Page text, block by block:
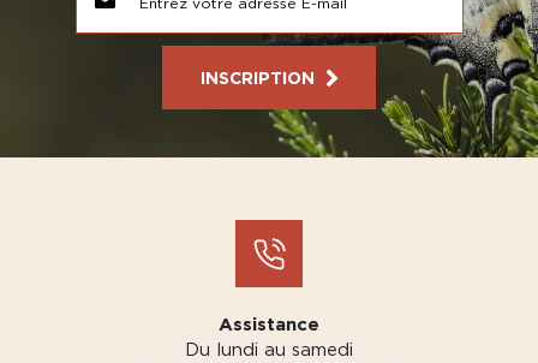
INSCRIPTION
Assistance
Du lundi au samedi